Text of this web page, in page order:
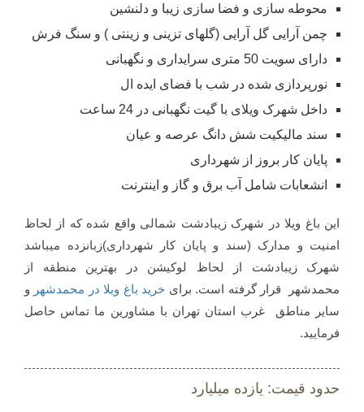
محوطه سازی و فضا سازی زیبا و دلنشین
چمن آرایی گل آرایی (گلهای تزینی و زینتی ) و سنگ فرش
دارای سویت 50 متری سرایداری و نگهبانی
نورپردازی شده در شب با فضای ایده ال
داخل شهرک ویلای با گیت نگهبانی در 24 ساعت
سند مالیکیت شش دانگ عرصه و عیان
پایان کار بروز از شهرداری
انشعابات شامل آب برق و گاز و اینترنت
این باغ ویلا در شهرک زیبادشت شمالی واقع شده که از لحاظ
امنیت و مدارک (سند و پایان کار شهرداری)زبانزده میباشد
شهرک زیبادشت از لحاظ لوکیشن در بهترین منطقه از
محمدشهر قرار گرفته است. برای خرید باغ ویلا در محمدشهر و
سایر مناطق غرب استان تهران با مشاورین ما تماس حاصل
فرمایید.
حدود قیمت: یازده میلیارد